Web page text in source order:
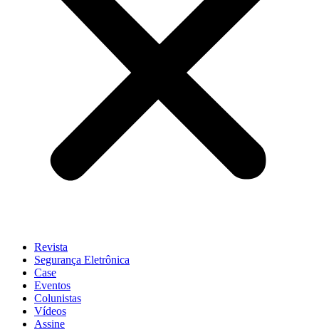
Revista
Segurança Eletrônica
Case
Eventos
Colunistas
Vídeos
Assine